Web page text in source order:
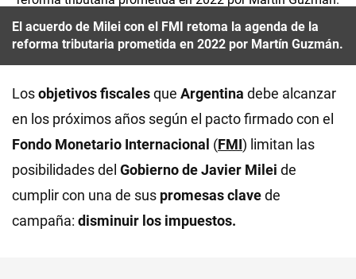
El acuerdo de Milei con el FMI retoma la agenda de la
reforma tributaria prometida en 2022 por Martín Guzmán.
Losobjetivos fiscalesque Argentina debe alcanzar
en los próximos años según el pacto firmado con el
Fondo Monetario Internacional (FMI) limitan las
posibilidades del Gobierno de Javier Milei de
cumplir con una de sus promesas clavede
campaña: disminuir los impuestos.